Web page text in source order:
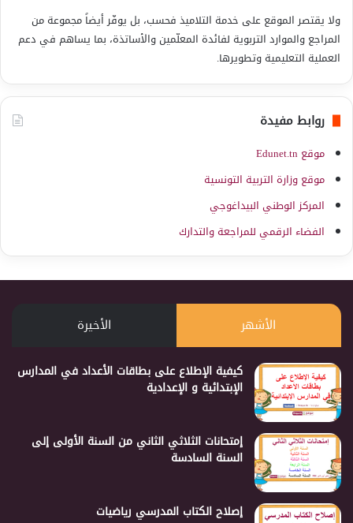
ولا يقتصر الموقع على خدمة التلاميذ فحسب، بل يوفّر أيضاً مجموعة من
المراجع والموارد التربوية لفائدة المعلّمين والأساتذة، بما يساهم في دعم
العملية التعليمية وتطويرها.
روابط مفيدة
موقع Edunet.tn
موقع وزارة التربية التونسية
المركز الوطني البيداغوجي
الفضاء الرقمي للمراجعة والتدارك
الأشهر الأخيرة
كيفية الإطلاع على بطاقات الأعداد في المدارس
الإبتدائية و الإعدادية
إمتحانات الثلاثي الثاني من السنة الأولى إلى
السنة السادسة
إصلاح الكتاب المدرسي رياضيات